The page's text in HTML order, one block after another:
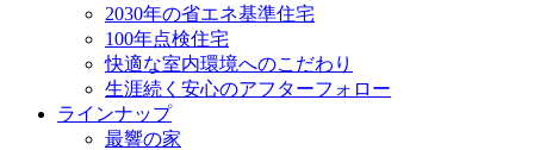
2030年の省エネ基準住宅
100年点検住宅
快適な室内環境へのこだわり
生涯続く安心のアフターフォロー
ラインナップ
最響の家